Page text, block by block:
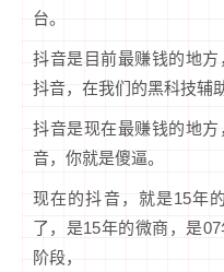
台。
抖音是目前最赚钱的地
抖音，在我们的黑科技辅
抖音是现在最赚钱的地
音，你就是傻逼。
现在的抖音，就是15年
了，是15年的微商，是
阶段，